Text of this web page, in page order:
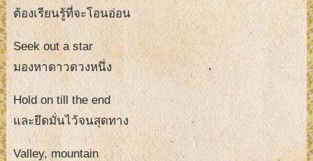
ต้องเรียนรู้ที่จะโอนอ่อน
Seek out a star
มองหาดาวดวงหนึ่ง
Hold on till the end
และยึดมั่นไว้จนสุดทาง
Valley, mountain